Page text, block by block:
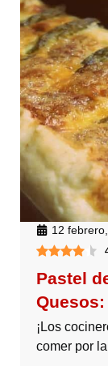
12
Pastel
¡Los
comer por